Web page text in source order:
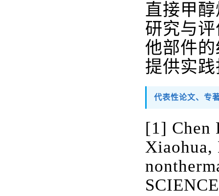
直接甲
研究与
他部件
提供实
代表性论文、专
[1] Chen
Xiaohua,